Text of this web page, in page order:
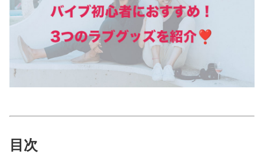
トラベル
目次